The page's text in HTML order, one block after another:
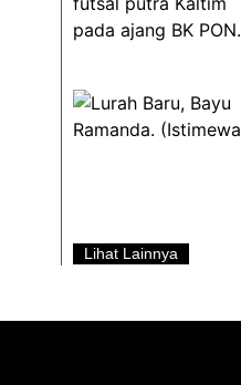
Lihat Lainnya